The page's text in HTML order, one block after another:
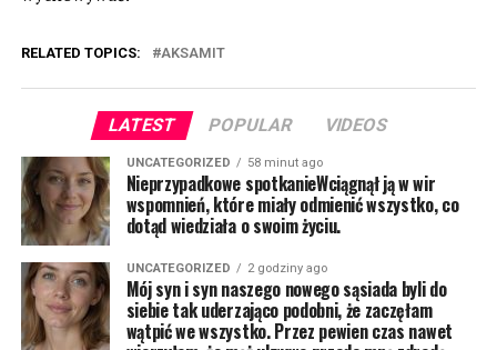
RELATED TOPICS: AKSAMIT
LATEST POPULAR VIDEOS
UNCATEGORIZED 58 minut ago
Nieprzypadkowe spotkanieWciągnął ją w wir
wspomnień, które miały odmienić wszystko, co
dotąd wiedziała o swoim życiu.
UNCATEGORIZED 2 godziny ago
Mój syn i syn naszego nowego sąsiada byli do
siebie tak uderzająco podobni, że zaczęłam
wątpić we wszystko. Przez pewien czas nawet